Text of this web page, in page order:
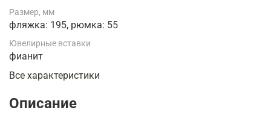
Размер, мм
фляжка: 195, рюмка: 55
Ювелирные вставки
фианит
Все характеристики
Описание